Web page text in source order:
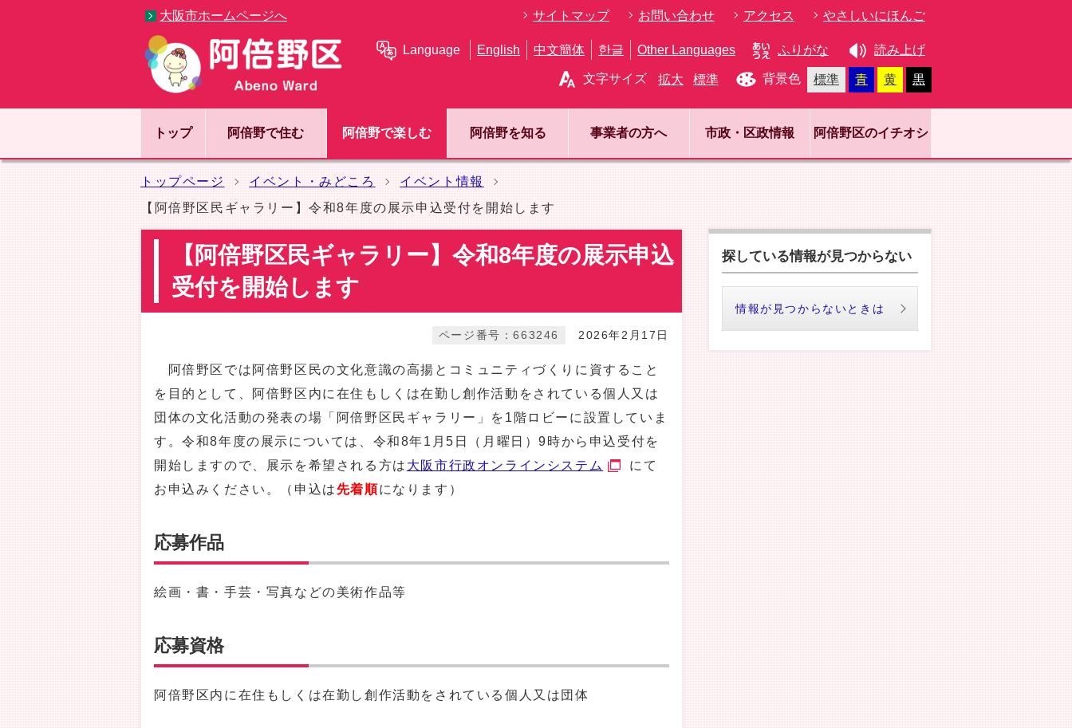
大阪市ホームページへ サイトマップ お問い合わせ アクセス やさしいにほんご
Language English 中文簡体 한글 Other Languages ふりがな 読み上げ
文字サイズ 拡大 標準 背景色 標準 青 黄 黒
トップ 阿倍野で住む 阿倍野で楽しむ 阿倍野を知る 事業者の方へ 市政・区政情報 阿倍野区のイチオシ
トップページ イベント・みどころ
イベント情報
【阿倍野区民ギャラリー】令和8年度の展示申込受付を開始します
【阿倍野区民ギャラリー】令和8年度の展示申込
受付を開始します
2026年2月17日
ページ番号：663246
阿倍野区では阿倍野区民の文化意識の高揚とコミュニティづくりに資すること
を目的として、阿倍野区内に在住もしくは在勤し創作活動をされている個人又は
団体の文化活動の発表の場「阿倍野区民ギャラリー」を1階ロビーに設置していま
す。令和8年度の展示については、令和8年1月5日（月曜日）9時から申込受付を
開始しますので、展示を希望される方は 大阪市行政オンラインシステム
にて
お申込みください。（申込は先着順になります）
応募作品
絵画・書・手芸・写真などの美術作品等
応募資格
阿倍野区内に在住もしくは在勤し創作活動をされている個人又は団体
探している情報が見つからない
情報が見つからないときは